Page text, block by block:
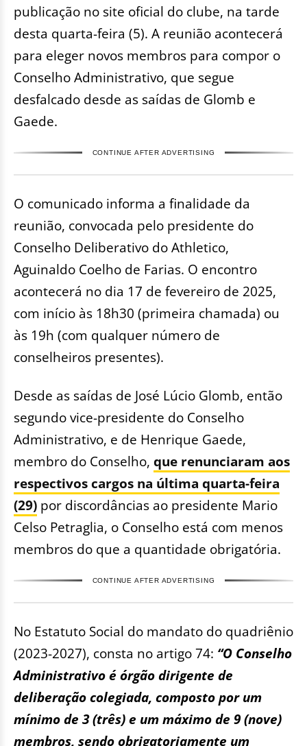
publicação no site oficial do clube, na tarde
desta quarta-feira (5). A reunião acontecerá
para eleger novos membros para compor o
Conselho Administrativo, que segue
desfalcado desde as saídas de Glomb e
Gaede.
CONTINUE AFTER ADVERTISING
O comunicado informa a finalidade da
reunião, convocada pelo presidente do
Conselho Deliberativo do Athletico,
Aguinaldo Coelho de Farias. O encontro
acontecerá no dia 17 de fevereiro de 2025,
com início às 18h30 (primeira chamada) ou
às 19h (com qualquer número de
conselheiros presentes).
Desde as saídas de José Lúcio Glomb, então
segundo vice-presidente do Conselho
Administrativo, e de Henrique Gaede,
membro do Conselho, que renunciaram aos
respectivos cargos na última quarta-feira
(29) por discordâncias ao presidente Mario
Celso Petraglia, o Conselho está com menos
membros do que a quantidade obrigatória.
CONTINUE AFTER ADVERTISING
No Estatuto Social do mandato do quadriênio
(2023-2027), consta no artigo 74: “O Conselho
Administrativo é órgão dirigente de
deliberação colegiada, composto por um
mínimo de 3 (três) e um máximo de 9 (nove)
membros, sendo obrigatoriamente um